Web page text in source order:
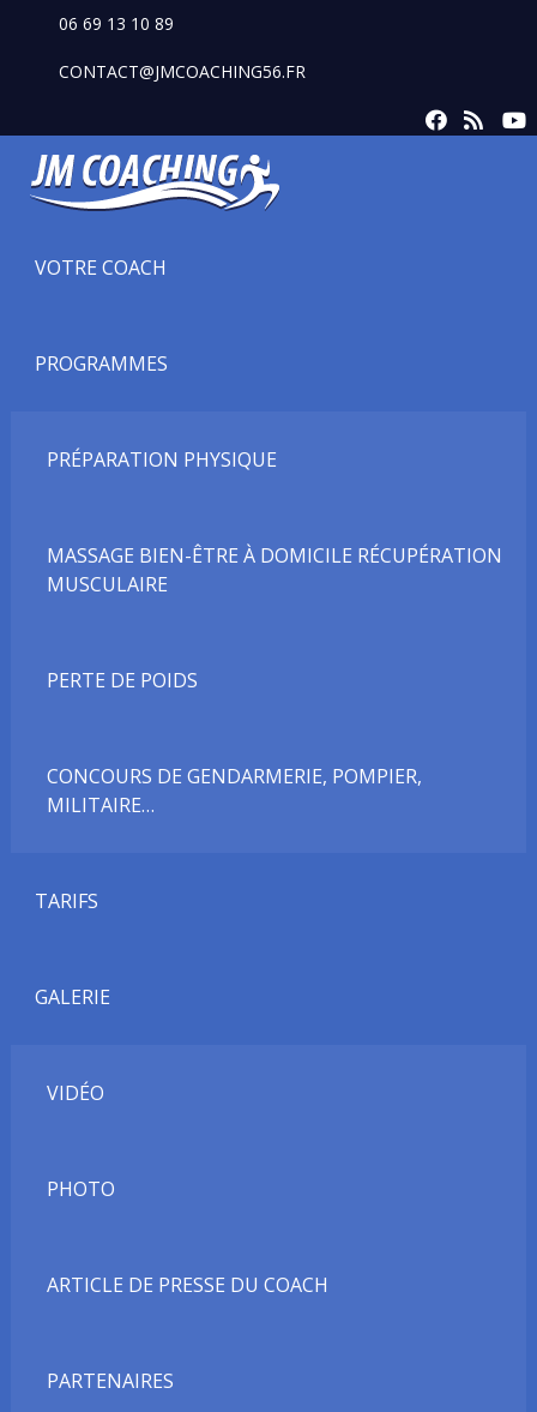
06 69 13 10 89
CONTACT@JMCOACHING56.FR
VOTRE COACH
PROGRAMMES
PRÉPARATION PHYSIQUE
MASSAGE BIEN-ÊTRE À DOMICILE RÉCUPÉRATION
MUSCULAIRE
PERTE DE POIDS
CONCOURS DE GENDARMERIE, POMPIER,
MILITAIRE…
TARIFS
GALERIE
VIDÉO
PHOTO
ARTICLE DE PRESSE DU COACH
PARTENAIRES